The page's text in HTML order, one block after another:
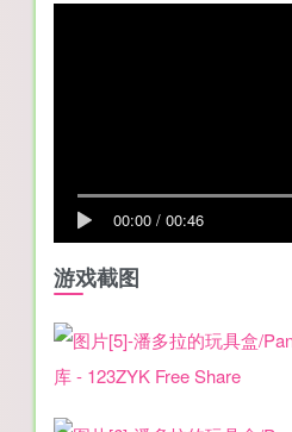
00:00 / 00:46
游戏截图